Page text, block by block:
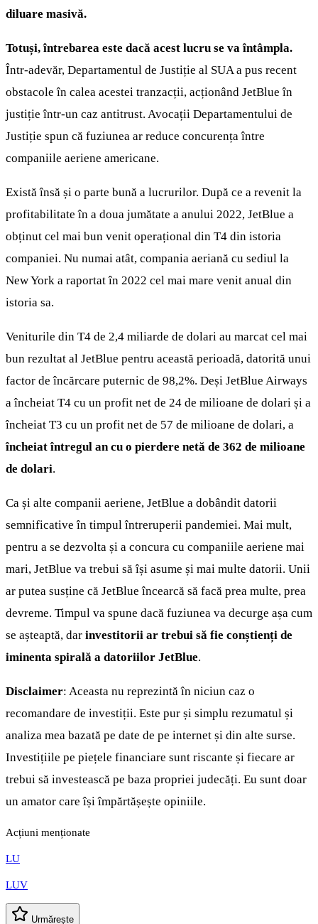
diluare masivă.
Totuși, întrebarea este dacă acest lucru se va întâmpla.
Într-adevăr, Departamentul de Justiție al SUA a pus recent
obstacole în calea acestei tranzacții, acționând JetBlue în
justiție într-un caz antitrust. Avocații Departamentului de
Justiție spun că fuziunea ar reduce concurența între
companiile aeriene americane.
Există însă și o parte bună a lucrurilor. După ce a revenit la
profitabilitate în a doua jumătate a anului 2022, JetBlue a
obținut cel mai bun venit operațional din T4 din istoria
companiei. Nu numai atât, compania aeriană cu sediul la
New York a raportat în 2022 cel mai mare venit anual din
istoria sa.
Veniturile din T4 de 2,4 miliarde de dolari au marcat cel mai
bun rezultat al JetBlue pentru această perioadă, datorită unui
factor de încărcare puternic de 98,2%. Deși JetBlue Airways
a încheiat T4 cu un profit net de 24 de milioane de dolari și a
încheiat T3 cu un profit net de 57 de milioane de dolari, a
încheiat întregul an cu o pierdere netă de 362 de milioane
de dolari.
Ca și alte companii aeriene, JetBlue a dobândit datorii
semnificative în timpul întreruperii pandemiei. Mai mult,
pentru a se dezvolta și a concura cu companiile aeriene mai
mari, JetBlue va trebui să își asume și mai multe datorii. Unii
ar putea susține că JetBlue încearcă să facă prea multe, prea
devreme. Timpul va spune dacă fuziunea va decurge așa cum
se așteaptă, dar investitorii ar trebui să fie conștienți de
iminenta spirală a datoriilor JetBlue.
Disclaimer: Aceasta nu reprezintă în niciun caz o
recomandare de investiții. Este pur și simplu rezumatul și
analiza mea bazată pe date de pe internet și din alte surse.
Investițiile pe piețele financiare sunt riscante și fiecare ar
trebui să investească pe baza propriei judecăți. Eu sunt doar
un amator care își împărtășește opiniile.
Acțiuni menționate
LU
LUV
Urmărește